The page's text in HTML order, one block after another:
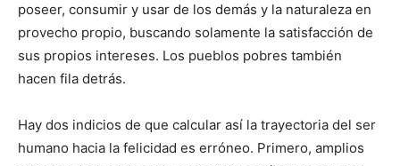
poseer, consumir y usar de los demás y la naturaleza en
provecho propio, buscando solamente la satisfacción de
sus propios intereses. Los pueblos pobres también
hacen fila detrás.
Hay dos indicios de que calcular así la trayectoria del ser
humano hacia la felicidad es erróneo. Pri­mero, amplios